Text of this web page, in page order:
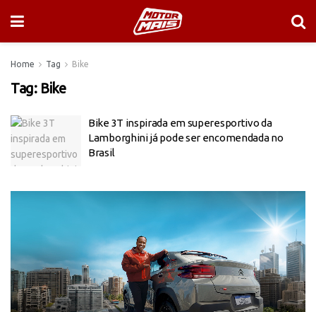
Home Tag Bike
Tag: Bike
Bike 3T inspirada em superesportivo da
Lamborghini já pode ser encomendada no
Brasil